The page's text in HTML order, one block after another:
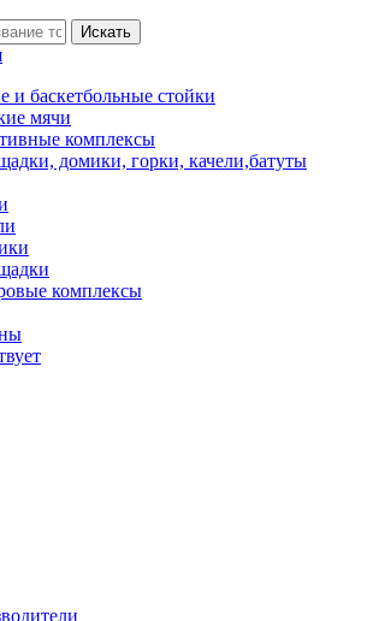
и баскетбольные стойки
мячи
комплексы
домики, горки, качели,батуты
комплексы